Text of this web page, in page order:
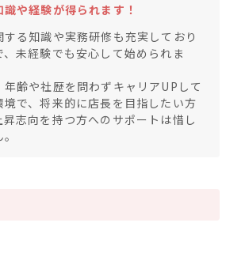
識や経験が得られます！
する知識や実務研修も充実しており
、未経験でも安心して始められま
年齢や社歴を問わずキャリアUPして
境で、将来的に店長を目指したい方
昇志向を持つ方へのサポートは惜し